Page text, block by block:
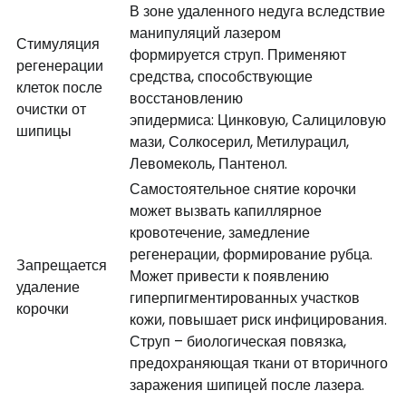
Стимуляция
регенерации
клеток после
очистки от
шипицы
В зоне удаленного недуга вследствие
манипуляций лазером
формируется струп. Применяют
средства, способствующие
восстановлению
эпидермиса: Цинковую, Салициловую
мази, Солкосерил, Метилурацил,
Левомеколь, Пантенол.
Запрещается
удаление
корочки
Самостоятельное снятие корочки
может вызвать капиллярное
кровотечение, замедление
регенерации, формирование рубца.
Может привести к появлению
гиперпигментированных участков
кожи, повышает риск инфицирования.
Струп – биологическая повязка,
предохраняющая ткани от вторичного
заражения шипицей после лазера.